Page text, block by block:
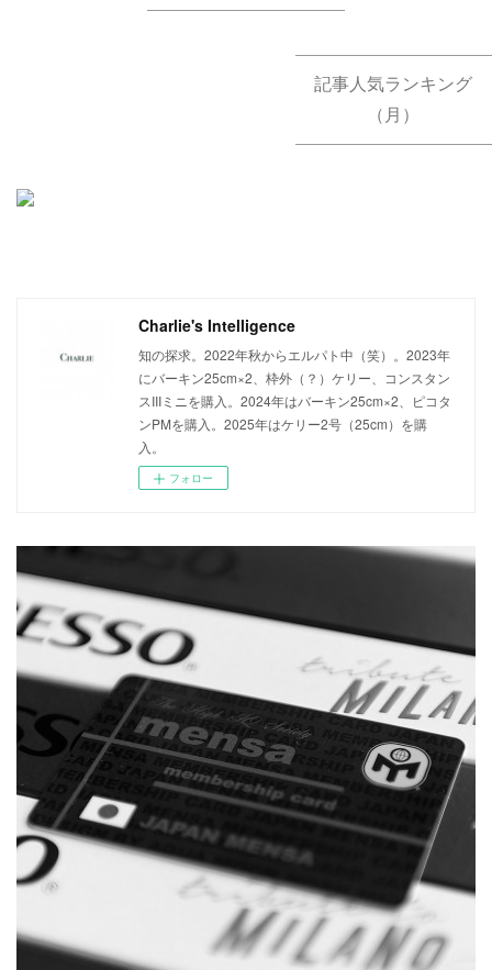
記事人気ランキング
（月）
Charlie's Intelligence
知の探求。2022年秋からエルパト中（笑）。2023年
にバーキン25cm×2、枠外（？）ケリー、コンスタン
スIIIミニを購入。2024年はバーキン25cm×2、ピコタ
ンPMを購入。2025年はケリー2号（25cm）を購
入。
フォロー